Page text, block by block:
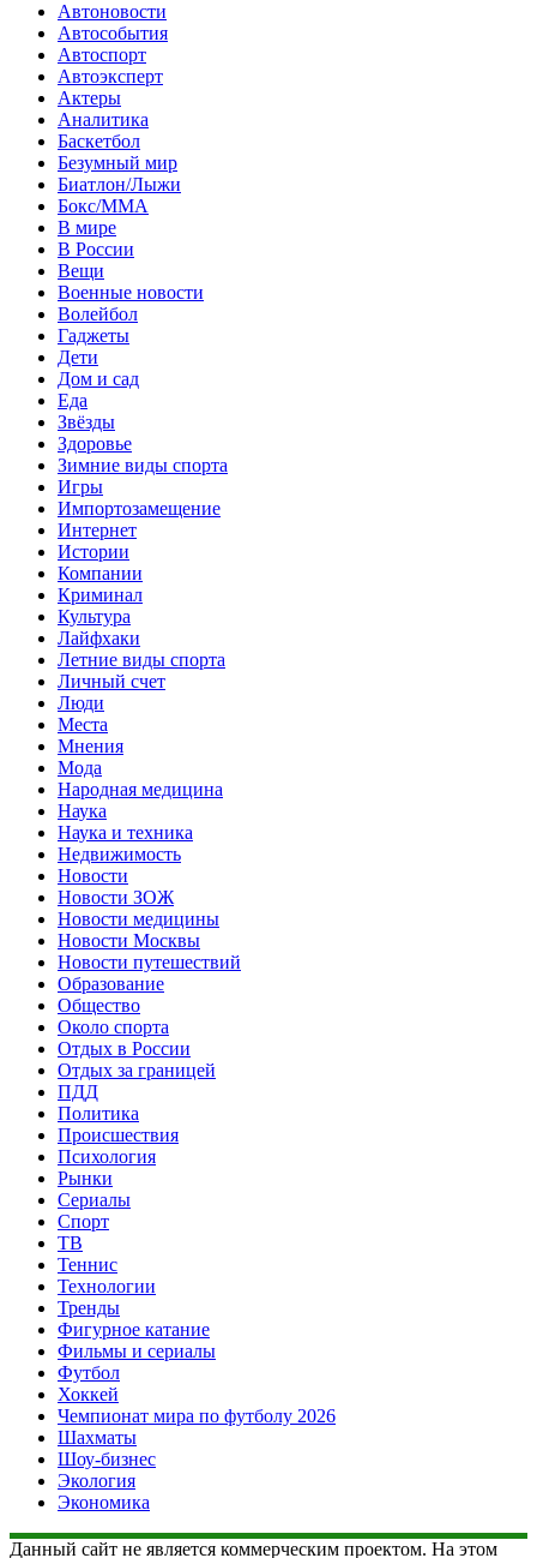
Автоновости
Автособытия
Автоспорт
Автоэксперт
Актеры
Аналитика
Баскетбол
Безумный мир
Биатлон/Лыжи
Бокс/MMA
В мире
В России
Вещи
Военные новости
Волейбол
Гаджеты
Дети
Дом и сад
Еда
Звёзды
Здоровье
Зимние виды спорта
Игры
Импортозамещение
Интернет
Истории
Компании
Криминал
Культура
Лайфхаки
Летние виды спорта
Личный счет
Люди
Места
Мнения
Мода
Народная медицина
Наука
Наука и техника
Недвижимость
Новости
Новости ЗОЖ
Новости медицины
Новости Москвы
Новости путешествий
Образование
Общество
Около спорта
Отдых в России
Отдых за границей
ПДД
Политика
Происшествия
Психология
Рынки
Сериалы
Спорт
ТВ
Теннис
Технологии
Тренды
Фигурное катание
Фильмы и сериалы
Футбол
Хоккей
Чемпионат мира по футболу 2026
Шахматы
Шоу-бизнес
Экология
Экономика
Данный сайт не является коммерческим проектом. На этом